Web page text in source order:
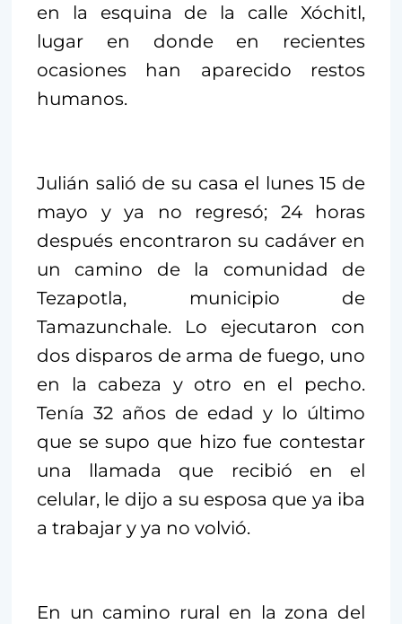
en la esquina de la calle Xóchitl,
lugar en donde en recientes
ocasiones han aparecido restos
humanos.
Julián salió de su casa el lunes 15 de
mayo y ya no regresó; 24 horas
después encontraron su cadáver en
un camino de la comunidad de
Tezapotla, municipio de
Tamazunchale. Lo ejecutaron con
dos disparos de arma de fuego, uno
en la cabeza y otro en el pecho.
Tenía 32 años de edad y lo último
que se supo que hizo fue contestar
una llamada que recibió en el
celular, le dijo a su esposa que ya iba
a trabajar y ya no volvió.
En un camino rural en la zona del